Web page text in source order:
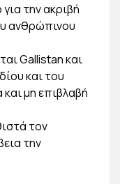
την ακριβή
ανθρώπινου
Gallistan και
και του
μη επιβλαβή
τον
την